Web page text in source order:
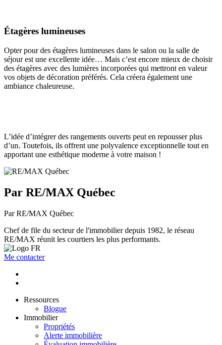
Étagères lumineuses
Opter pour des étagères lumineuses dans le salon ou la salle de
séjour est une excellente idée… Mais c’est encore mieux de choisir
des étagères avec des lumières incorporées qui mettront en valeur
vos objets de décoration préférés. Cela créera également une
ambiance chaleureuse.
L’idée d’intégrer des rangements ouverts peut en repousser plus
d’un. Toutefois, ils offrent une polyvalence exceptionnelle tout en
apportant une esthétique moderne à votre maison !
Par RE/MAX Québec
Par RE/MAX Québec
Chef de file du secteur de l'immobilier depuis 1982, le réseau
RE/MAX réunit les courtiers les plus performants.
Me contacter
Ressources
Blogue
Immobilier
Propriétés
Alerte immobilière